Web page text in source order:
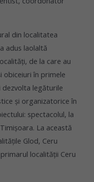
din localitatea
adus laolaltă
de la care au
obiceiuri în primele
legăturile
și organizatorice în
spectacolul, la
La această
Glod, Ceru
localității Ceru